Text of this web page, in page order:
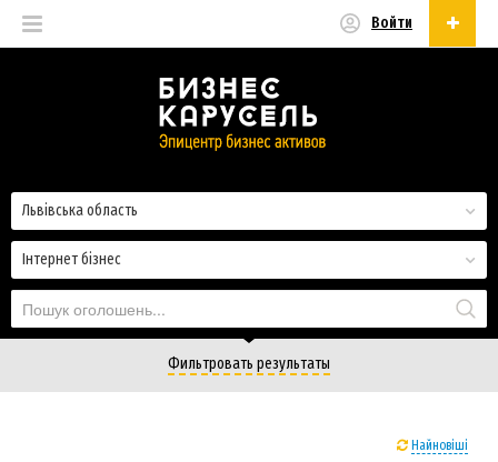
Войти
Інтернет бізнес
Львівська область
Фильтровать результаты
Найновіші